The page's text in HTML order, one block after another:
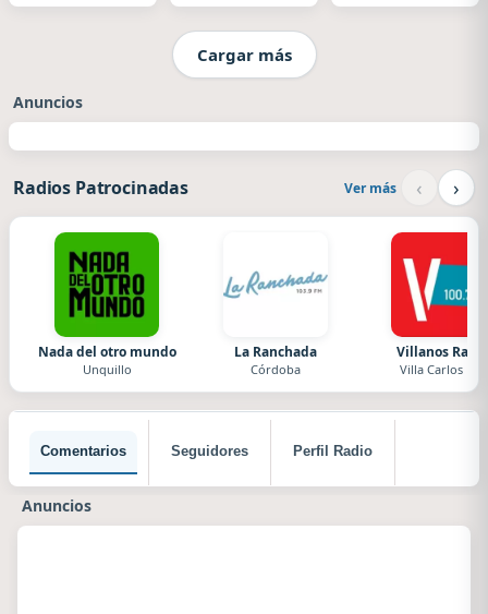
Cargar más
Anuncios
Radios Patrocinadas Ver más ‹ ›
Nada del otro mundo
Unquillo
La Ranchada
Córdoba
Villanos
Villa Carlos Paz
Comentarios Seguidores Perfil Radio
Anuncios